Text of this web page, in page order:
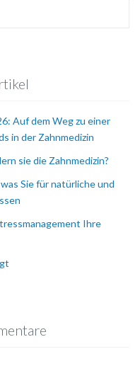
Auf dem Weg zu einer
in der Zahnmedizin
sie die Zahnmedizin?
Sie für natürliche und
Ihre